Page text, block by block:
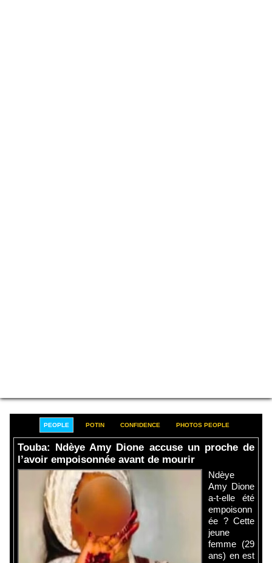
PEOPLE POTIN CONFIDENCE PHOTOS PEOPLE
Touba: Ndèye Amy Dione accuse un proche de
l’avoir empoisonnée avant de mourir
Ndèye
Amy Dione
a-t-elle été
empoisonn
ée ? Cette
jeune
femme (29
ans) en est